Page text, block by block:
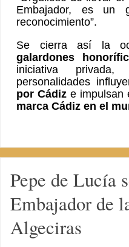
Embajador, es un
reconocimiento”.
Se cierra así la
galardones
iniciativa
personalidades
por Cádiz e impulsan
marca Cádiz en el
Pepe de Lucía
Embajador de
Algeciras